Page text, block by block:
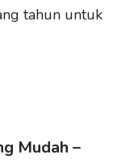
tahun untuk
Mudah –